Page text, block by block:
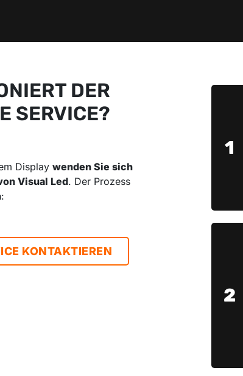
DER
SERVICE?
Displaywenden Sie sich
Visual Led. Der Prozess
KONTAKTIEREN
1
2